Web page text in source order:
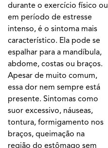
durante o exercício físico ou
em período de estresse
intenso, é o sintoma mais
característico. Ela pode se
espalhar para a mandíbula,
abdome, costas ou braços.
Apesar de muito comum,
essa dor nem sempre está
presente. Sintomas como
suor excessivo, náuseas,
tontura, formigamento nos
braços, queimação na
região do estômago sem